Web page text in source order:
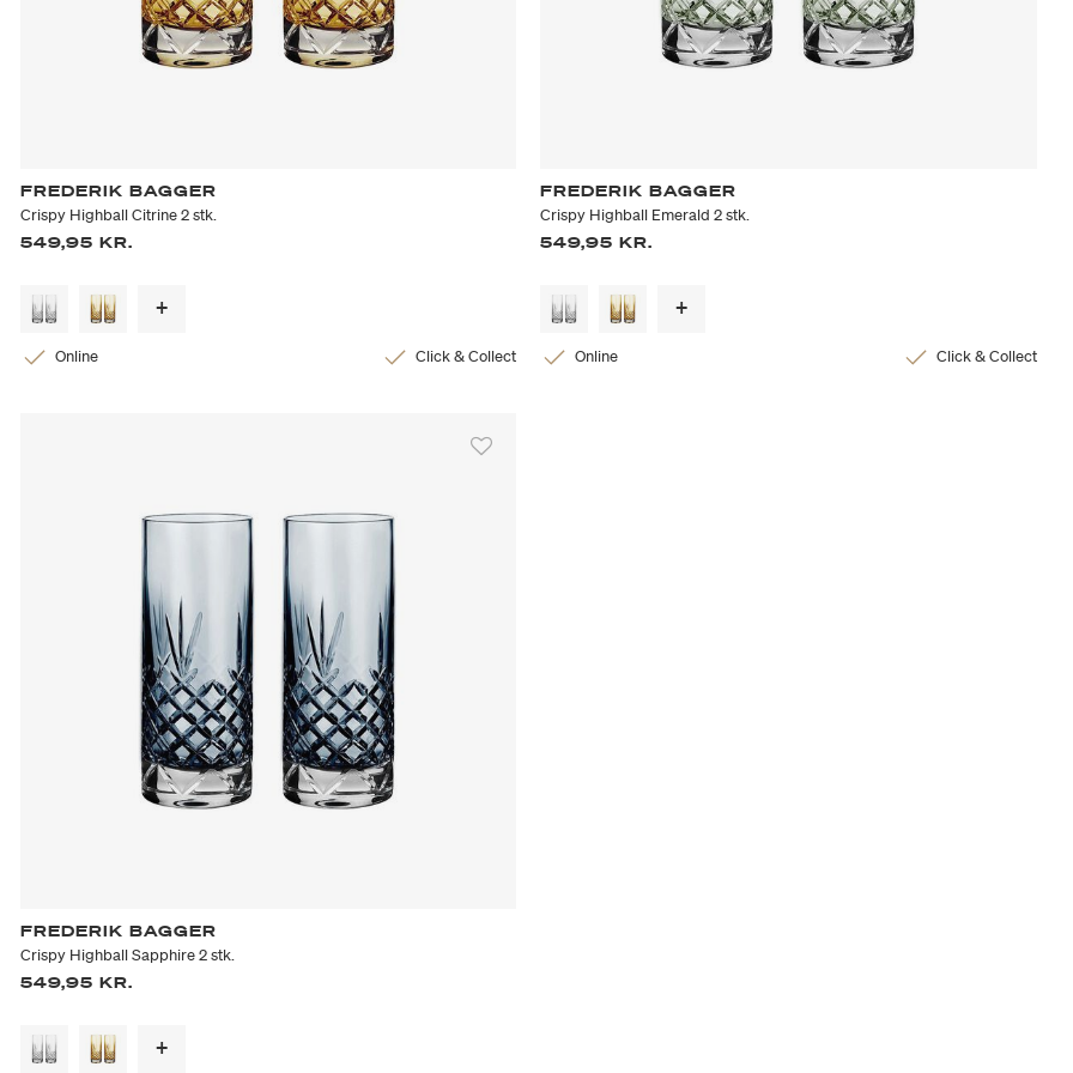
FREDERIK BAGGER
Crispy Highball Citrine 2 stk.
549,95 KR.
Online Click & Collect
FREDERIK BAGGER
Crispy Highball Emerald 2 stk.
549,95 KR.
Online Click & Collect
FREDERIK BAGGER
Crispy Highball Sapphire 2 stk.
549,95 KR.